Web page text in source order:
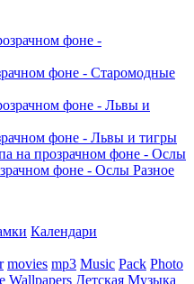
фоне - Старомодные
фоне - Львы и тигры
фоне - Ослы Разное
Календари
movies mp3 Music Pack Photo
Wallpapers Детская Музыка